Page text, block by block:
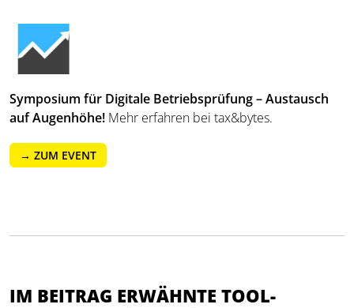
Symposium für Digitale Betriebsprüfung – Austausch
auf Augenhöhe! Mehr erfahren bei tax&bytes.
→ ZUM EVENT
IM BEITRAG ERWÄHNTE TOOL-